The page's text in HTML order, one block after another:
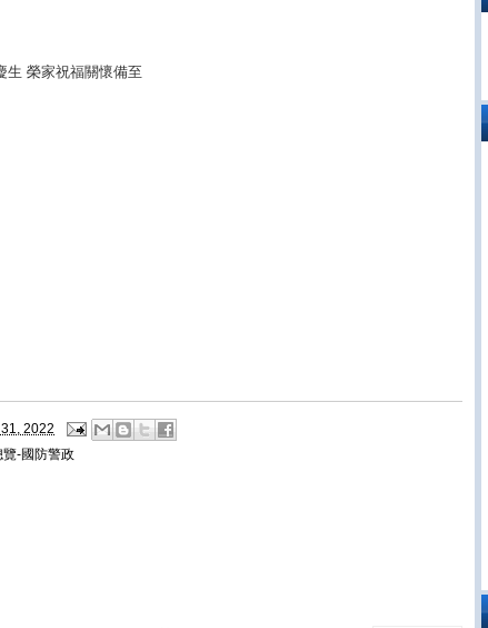
生 榮家祝福關懷備至
2022
覽-國防警政